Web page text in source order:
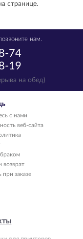
странице.
74
19
на обед)
нам.
с нами
веб-сайта
возврат
заказе